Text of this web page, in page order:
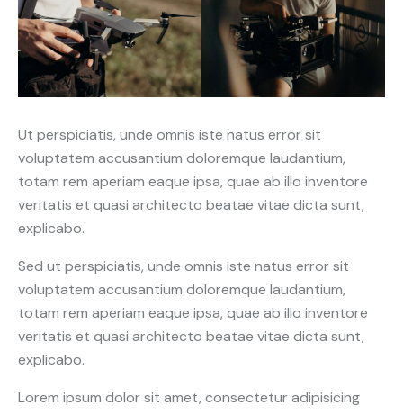
Ut perspiciatis, unde omnis iste natus error sit
voluptatem accusantium doloremque laudantium,
totam rem aperiam eaque ipsa, quae ab illo inventore
veritatis et quasi architecto beatae vitae dicta sunt,
explicabo.
Sed ut perspiciatis, unde omnis iste natus error sit
voluptatem accusantium doloremque laudantium,
totam rem aperiam eaque ipsa, quae ab illo inventore
veritatis et quasi architecto beatae vitae dicta sunt,
explicabo.
Lorem ipsum dolor sit amet, consectetur adipisicing